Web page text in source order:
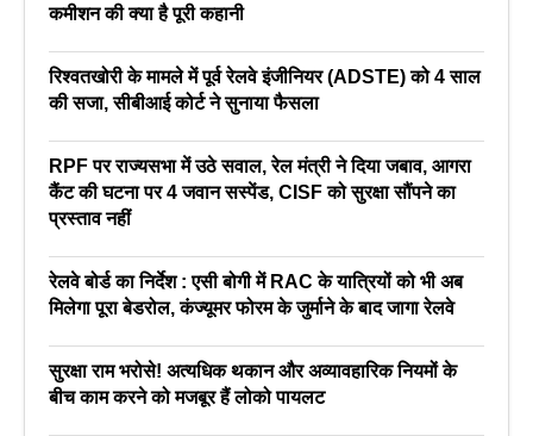
कमीशन की क्या है पूरी कहानी
रिश्वतखोरी के मामले में पूर्व रेलवे इंजीनियर (ADSTE) को 4 साल
की सजा, सीबीआई कोर्ट ने सुनाया फैसला
RPF पर राज्यसभा में उठे सवाल, रेल मंत्री ने दिया जबाव, आगरा
कैंट की घटना पर 4 जवान सस्पेंड, CISF को सुरक्षा सौंपने का
प्रस्ताव नहीं
रेलवे बोर्ड का निर्देश : एसी बोगी में RAC के यात्रियों को भी अब
मिलेगा पूरा बेडरोल, कंज्यूमर फोरम के जुर्माने के बाद जागा रेलवे
सुरक्षा राम भरोसे! अत्यधिक थकान और अव्यावहारिक नियमों के
बीच काम करने को मजबूर हैं लोको पायलट